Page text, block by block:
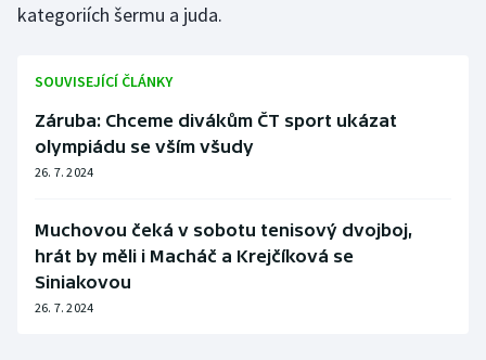
kategoriích šermu a juda.
SOUVISEJÍCÍ ČLÁNKY
Záruba: Chceme divákům ČT sport ukázat
olympiádu se vším všudy
26. 7. 2024
Muchovou čeká v sobotu tenisový dvojboj,
hrát by měli i Macháč a Krejčíková se
Siniakovou
26. 7. 2024